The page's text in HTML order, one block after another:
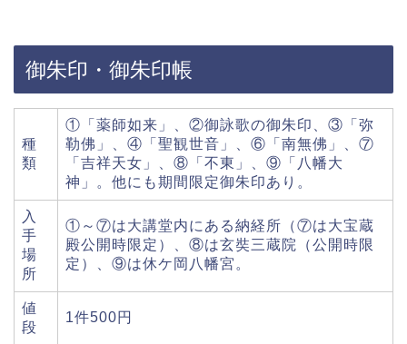
御朱印・御朱印帳
種
類
①「薬師如来」、②御詠歌の御朱印、③「弥
勒佛」、④「聖観世音」、⑥「南無佛」、⑦
「吉祥天女」、⑧「不東」、⑨「八幡大
神」。他にも期間限定御朱印あり。
入
手
場
所
①～⑦は大講堂内にある納経所（⑦は大宝蔵
殿公開時限定）、⑧は玄奘三蔵院（公開時限
定）、⑨は休ケ岡八幡宮。
値
段
1件500円